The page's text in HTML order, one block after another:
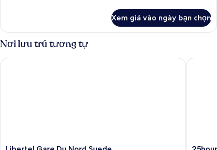
Phòng
Xem giá vào ngày bạn chọn
Nơi lưu trú tương tự
Libertel
Libertel Gare Du Nord Suede
25hours